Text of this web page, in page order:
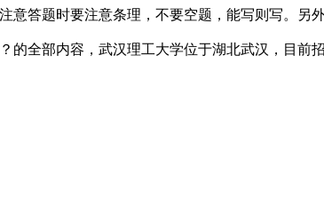
题时要注意条理，不要空题，能写则写。另
？的全部内容，武汉理工大学位于湖北武汉，目前